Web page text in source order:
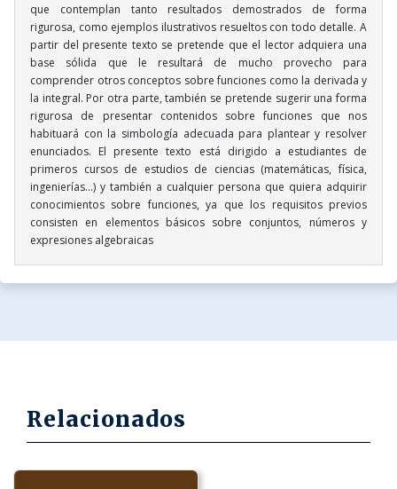
que contemplan tanto resultados demostrados de forma
rigurosa, como ejemplos ilustrativos resueltos con todo detalle. A
partir del presente texto se pretende que el lector adquiera una
base sólida que le resultará de mucho provecho para
comprender otros conceptos sobre funciones como la derivada y
la integral. Por otra parte, también se pretende sugerir una forma
rigurosa de presentar contenidos sobre funciones que nos
habituará con la simbología adecuada para plantear y resolver
enunciados. El presente texto está dirigido a estudiantes de
primeros cursos de estudios de ciencias (matemáticas, física,
ingenierías...) y también a cualquier persona que quiera adquirir
conocimientos sobre funciones, ya que los requisitos previos
consisten en elementos básicos sobre conjuntos, números y
expresiones algebraicas
Relacionados